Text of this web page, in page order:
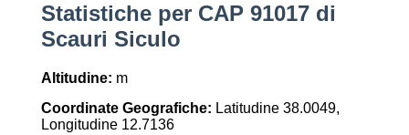
Statistiche per CAP 91017 di
Scauri Siculo
Altitudine: m
Coordinate Geografiche: Latitudine 38.0049,
Longitudine 12.7136